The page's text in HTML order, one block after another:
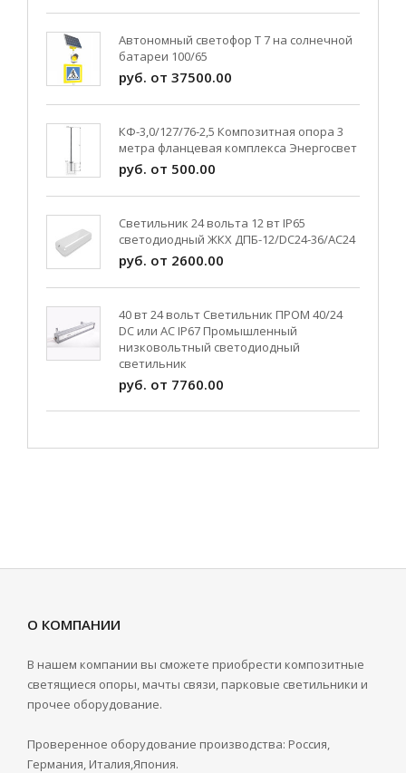
Автономный светофор Т 7 на солнечной
батареи 100/65
руб. от 37500.00
КФ-3,0/127/76-2,5 Композитная опора 3
метра фланцевая комплекса Энергосвет
руб. от 500.00
Светильник 24 вольта 12 вт IP65
светодиодный ЖКХ ДПБ-12/DC24-36/АС24
руб. от 2600.00
40 вт 24 вольт Светильник ПРОМ 40/24
DC или AC IP67 Промышленный
низковольтный светодиодный
светильник
руб. от 7760.00
О КОМПАНИИ
В нашем компании вы сможете приобрести композитные
светящиеся опоры, мачты связи, парковые светильники и
прочее оборудование.
Проверенное оборудование производства: Россия,
Германия, Италия,Япония.